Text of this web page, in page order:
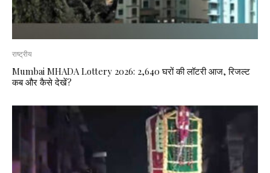
राष्ट्रीय
Mumbai MHADA Lottery 2026: 2,640 घरों की लॉटरी आज, रिजल्ट
कब और कैसे देखें?